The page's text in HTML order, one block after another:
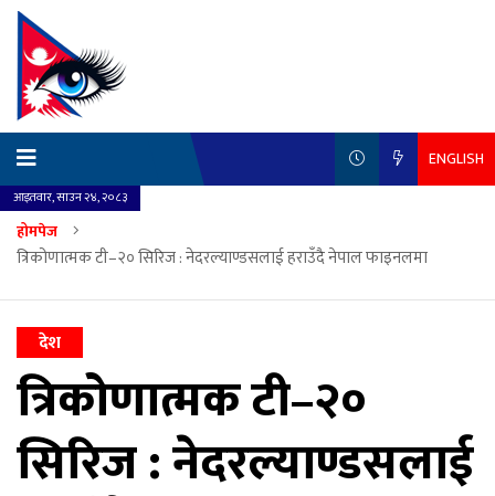
आइतवार, साउन २४, २०८३
ENGLISH
होमपेज
त्रिकोणात्मक टी–२० सिरिज : नेदरल्याण्डसलाई हराउँदै नेपाल फाइनलमा
देश
त्रिकोणात्मक टी–२०
सिरिज : नेदरल्याण्डसलाई